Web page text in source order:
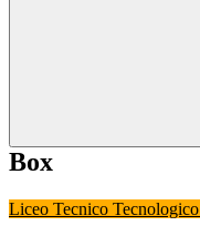
Box
Liceo Tecnico Tecnologico